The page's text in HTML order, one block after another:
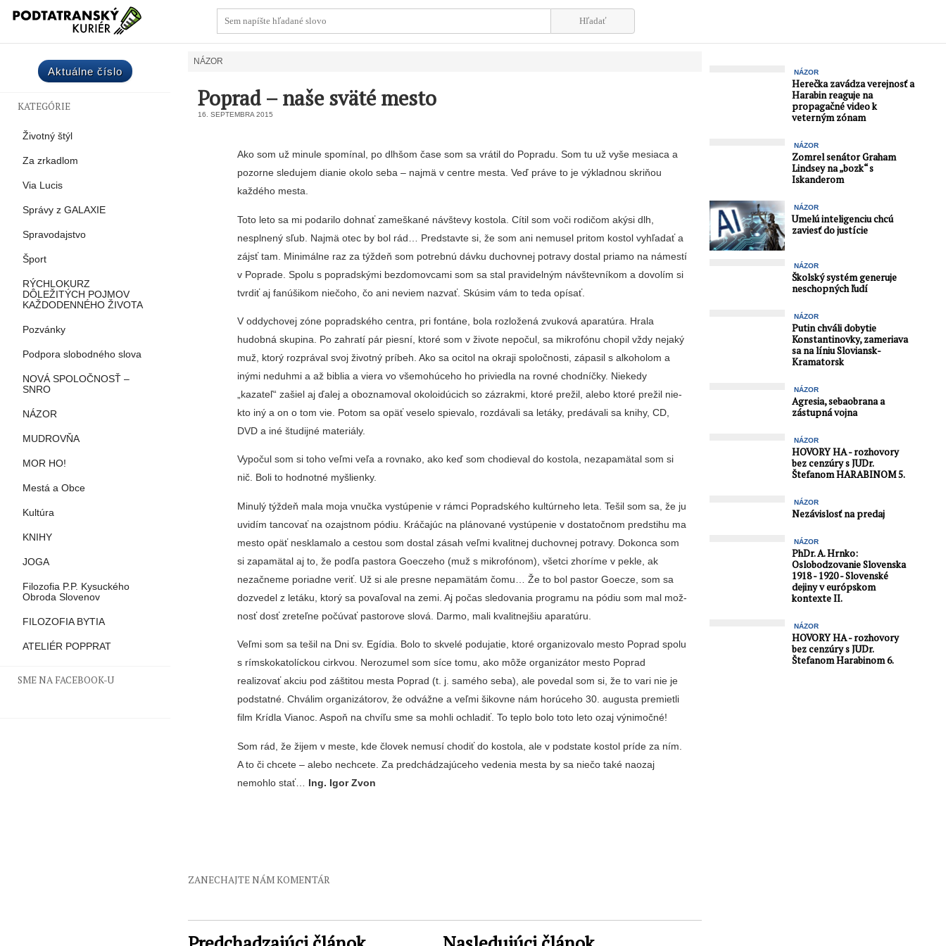
Aktuálne číslo
KATEGÓRIE
Životný štýl
Za zrkadlom
Via Lucis
Správy z GALAXIE
Spravodajstvo
Šport
RÝCHLOKURZ
DÔLEŽITÝCH POJMOV
KAŽDODENNÉHO ŽIVOTA
Pozvánky
Podpora slobodného slova
NOVÁ SPOLOČNOSŤ –
SNRO
NÁZOR
MUDROVŇA
MOR HO!
Mestá a Obce
Kultúra
KNIHY
JOGA
Filozofia P.P. Kysuckého
Obroda Slovenov
FILOZOFIA BYTIA
ATELIÉR POPPRAT
SME NA FACEBOOK-U
NÁZOR
Poprad – naše sväté mesto
16. SEPTEMBRA 2015
Ako som už minule spo­mínal, po dlhšom čase som sa vrátil do Popradu. Som tu už vyše mesiaca a
pozorne sledujem dianie okolo seba – najmä v centre mesta. Veď práve to je výkladnou skri­ňou
každého mesta.
Toto leto sa mi podarilo dohnať zameškané návštevy kostola. Cítil som voči ro­dičom akýsi dlh,
nesplnený sľub. Najmä otec by bol rád… Predstavte si, že som ani ne­musel pritom kostol vyhľadať a
zájsť tam. Minimálne raz za týždeň som potrebnú dáv­ku duchovnej potravy dostal priamo na námestí
v Poprade. Spolu s popradskými bezdomovcami som sa stal pravidelným návštevníkom a dovolím si
tvrdiť aj fanúši­kom niečoho, čo ani neviem nazvať. Skúsim vám to teda opísať.
V oddychovej zóne popradského centra, pri fontáne, bola rozložená zvuková apa­ratúra. Hrala
hudobná sku­pina. Po zahratí pár piesní, ktoré som v živote nepočul, sa mikrofónu chopil vždy nejaký
muž, ktorý rozprával svoj životný príbeh. Ako sa ocitol na okraji spoločnosti, zápasil s alkoholom a
inými neduhmi a až biblia a vie­ra vo všemohúceho ho pri­viedla na rovné chodníčky. Niekedy
„kazateľ“ zašiel aj ďalej a oboznamoval okolo­idúcich so zázrakmi, ktoré prežil, alebo ktoré prežil nie­
kto iný a on o tom vie. Po­tom sa opäť veselo spievalo, rozdávali sa letáky, predávali sa knihy, CD,
DVD a iné štu­dijné materiály.
Vypočul som si toho veľmi veľa a rovnako, ako keď som chodieval do kostola, neza­pamätal som si
nič. Boli to hodnotné myšlienky.
Minulý týždeň mala moja vnučka vystúpenie v rámci Popradského kultúrneho leta. Tešil som sa, že ju
uvidím tancovať na ozajstnom pódiu. Kráčajúc na plánované vystú­penie v dostatočnom predsti­hu ma
mesto opäť nesklama­lo a cestou som dostal zásah veľmi kvalitnej duchovnej potravy. Dokonca som
si za­pamätal aj to, že podľa pasto­ra Goeczeho (muž s mikrofó­nom), všetci zhoríme v pekle, ak
nezačneme poriadne veriť. Už si ale presne nepamätám čomu… Že to bol pastor Goecze, som sa
dozvedel z letáku, ktorý sa povaľoval na zemi. Aj počas sledovania progra­mu na pódiu som mal mož­
nosť dosť zreteľne počúvať pastorove slová. Darmo, mali kvalitnejšiu aparatúru.
Veľmi som sa tešil na Dni sv. Egídia. Bolo to skvelé podujatie, ktoré organizo­valo mesto Poprad spolu
s rímskokatolíckou cirkvou. Nerozumel som síce tomu, ako môže organizátor mesto Poprad
realizovať akciu pod záštitou mesta Poprad (t. j. samého seba), ale povedal som si, že to vari nie je
podstatné. Chválim organizátorov, že odvážne a veľmi šikovne nám horúceho 30. augusta premietli
film Krídla Via­noc. Aspoň na chvíľu sme sa mohli ochladiť. To teplo bolo toto leto ozaj výnimočné!
Som rád, že žijem v meste, kde človek nemusí chodiť do kostola, ale v podstate kostol príde za ním.
A to či chcete – alebo nechcete. Za predchá­dzajúceho vedenia mesta by sa niečo také naozaj
nemohlo stať… Ing. Igor Zvon
ZANECHAJTE NÁM KOMENTÁR
NÁZOR
Herečka zavádza verejnosť a
Harabin reaguje na
propagačné video k
veterným zónam
NÁZOR
Zomrel senátor Graham
Lindsey na „bozk“ s
Iskanderom
NÁZOR
Umelú inteligenciu chcú
zaviesť do justície
NÁZOR
Školský systém generuje
neschopných ľudí
NÁZOR
Putin chváli dobytie
Konstantinovky, zameriava
sa na líniu Sloviansk-
Kramatorsk
NÁZOR
Agresia, sebaobrana a
zástupná vojna
NÁZOR
HOVORY HA - rozhovory
bez cenzúry s JUDr.
Štefanom HARABINOM 5.
NÁZOR
Nezávislosť na predaj
NÁZOR
PhDr. A. Hrnko:
Oslobodzovanie Slovenska
1918 - 1920 - Slovenské
dejiny v európskom
kontexte II.
NÁZOR
HOVORY HA - rozhovory
bez cenzúry s JUDr.
Štefanom Harabinom 6.